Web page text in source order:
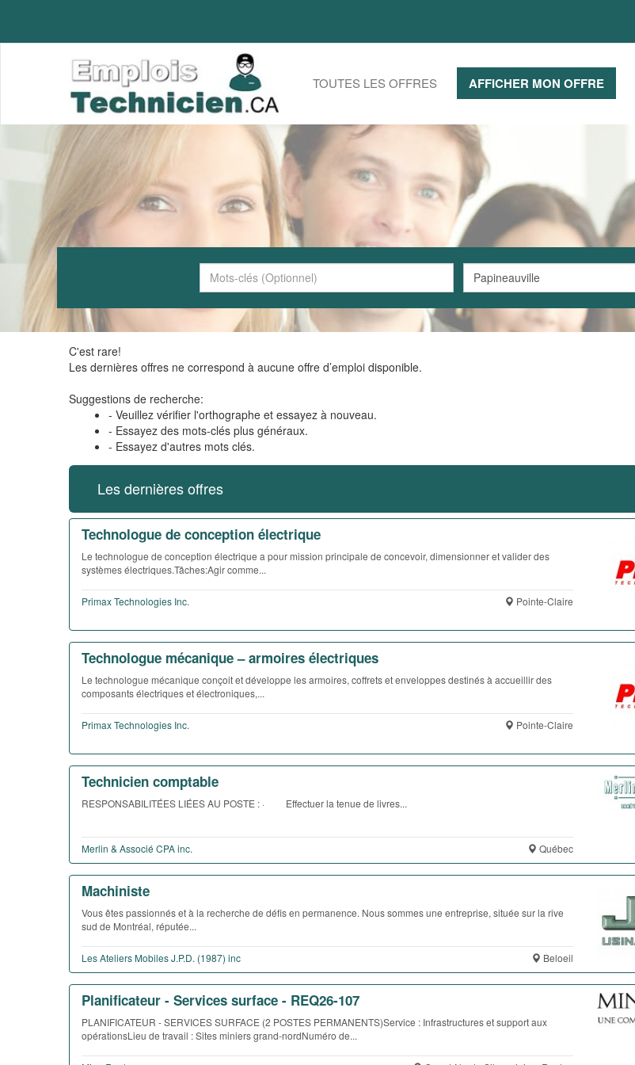
TOUTES LES OFFRES AFFICHER MON OFFRE
C'est rare!
Les dernières offres ne correspond à aucune offre d’emploi disponible.
Suggestions de recherche:
- Veuillez vérifier l'orthographe et essayez à nouveau.
- Essayez des mots-clés plus généraux.
- Essayez d'autres mots clés.
Les dernières offres
Technologue de conception électrique
Le technologue de conception électrique a pour mission principale de concevoir, dimensionner et valider des
systèmes électriques.Tâches:Agir comme...
Primax Technologies Inc. Pointe-Claire
Technologue mécanique – armoires électriques
Le technologue mécanique conçoit et développe les armoires, coffrets et enveloppes destinés à accueillir des
composants électriques et électroniques,...
Primax Technologies Inc. Pointe-Claire
Technicien comptable
RESPONSABILITÉES LIÉES AU POSTE : · Effectuer la tenue de livres...
Merlin & Associé CPA inc. Québec
Machiniste
Vous êtes passionnés et à la recherche de défis en permanence. Nous sommes une entreprise, située sur la rive
sud de Montréal, réputée...
Les Ateliers Mobiles J.P.D. (1987) inc Beloeil
Planificateur - Services surface - REQ26-107
PLANIFICATEUR - SERVICES SURFACE (2 POSTES PERMANENTS)Service : Infrastructures et support aux
opérationsLieu de travail : Sites miniers grand-nordNuméro de...